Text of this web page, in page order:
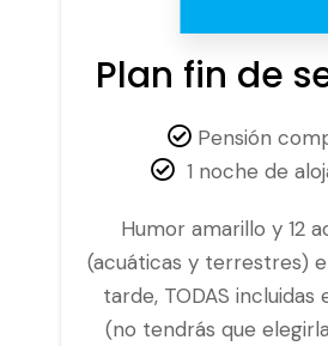
Plan fin de
Pensión
1 noche de
Humor amarillo y 12
(acuáticas y terrestres)
tarde, TODAS incluidas
(no tendrás que